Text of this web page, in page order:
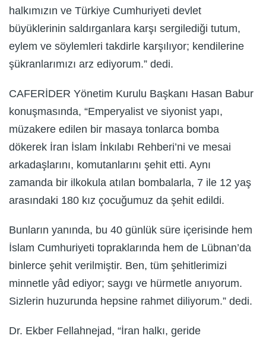
halkımızın ve Türkiye Cumhuriyeti devlet
büyüklerinin saldırganlara karşı sergilediği tutum,
eylem ve söylemleri takdirle karşılıyor; kendilerine
şükranlarımızı arz ediyorum.” dedi.
CAFERİDER Yönetim Kurulu Başkanı Hasan Babur
konuşmasında, “Emperyalist ve siyonist yapı,
müzakere edilen bir masaya tonlarca bomba
dökerek İran İslam İnkılabı Rehberi’ni ve mesai
arkadaşlarını, komutanlarını şehit etti. Aynı
zamanda bir ilkokula atılan bombalarla, 7 ile 12 yaş
arasındaki 180 kız çocuğumuz da şehit edildi.
Bunların yanında, bu 40 günlük süre içerisinde hem
İslam Cumhuriyeti topraklarında hem de Lübnan’da
binlerce şehit verilmiştir. Ben, tüm şehitlerimizi
minnetle yâd ediyor; saygı ve hürmetle anıyorum.
Sizlerin huzurunda hepsine rahmet diliyorum.” dedi.
Dr. Ekber Fellahnejad, “İran halkı, geride